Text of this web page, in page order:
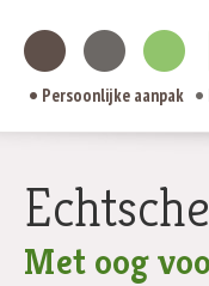
Persoonlijke aanpak
Met oog